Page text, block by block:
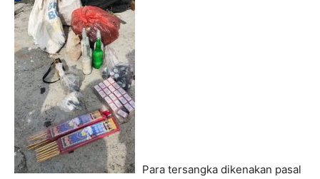
Para tersangka dikenakan pasal